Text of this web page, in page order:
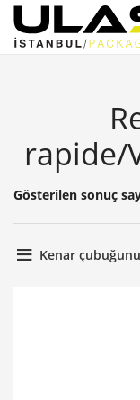
rapide/
Gösterilen sonuç
Kenar